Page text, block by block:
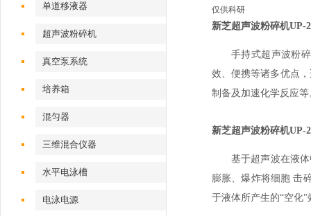
单道移液器
超声波粉碎机
真空泵系统
培养箱
混匀器
三维混合仪器
水平电泳槽
电泳电源
仅供科研
新芝超声波粉碎机UP-
手持式超声波粉
效、便携等诸多优点
制备及加速化学反应
新芝超声波粉碎机UP-
基于超声波在液
膨胀、爆炸将细胞 击
于液体所产生的“空化